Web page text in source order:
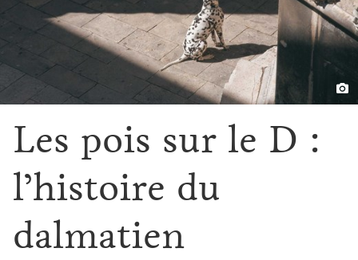
Les pois sur le D :
l’histoire du
dalmatien